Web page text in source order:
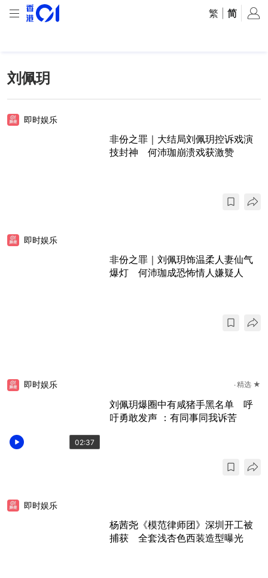
繁 简
刘佩玥
即时娱乐
非份之罪｜大结局刘佩玥控诉戏演
技封神 何沛珈崩溃戏获激赞
即时娱乐
非份之罪｜刘佩玥饰温柔人妻仙气
爆灯 何沛珈成恐怖情人嫌疑人
02:37
即时娱乐 精选 ★
刘佩玥爆圈中有咸猪手黑名单 呼
吁勇敢发声 ：有同事同我诉苦
即时娱乐
杨茜尧《模范律师团》深圳开工被
捕获 全套浅杏色西装造型曝光